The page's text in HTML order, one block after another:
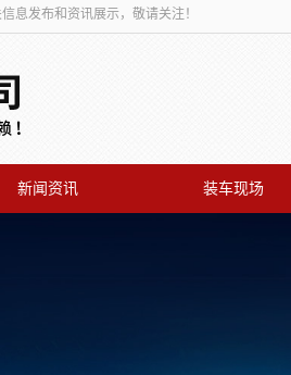
息发布和资讯展示，敬请关注！
新闻资讯 装车现场